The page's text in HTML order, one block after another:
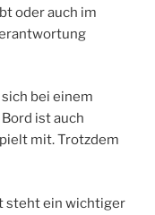
oder auch im
bei einem
ist auch
mit. Trotzdem
steht ein wichtiger